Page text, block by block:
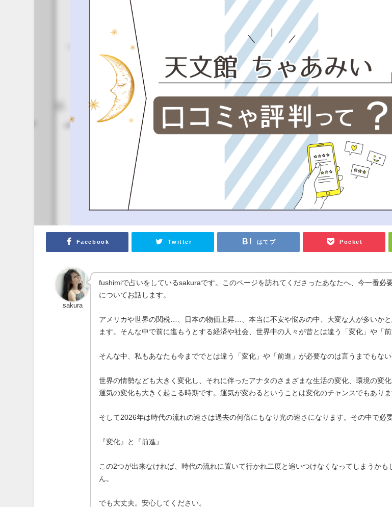
Facebook Twitter はてブ Pocket
sakura
fushimiで占いをしているsakuraです。このページを訪れてくださったあなたへ、今一番必
についてお話します。
アメリカや世界の関税…、日本の物価上昇…、本当に不安や悩みの中、大変な人が多いかと
ます。そんな中で前に進もうとする経済や社会、世界中の人々が昔とは違う「変化」や「前
そんな中、私もあなたも今まででとは違う「変化」や「前進」が必要なのは言うまでもない
世界の情勢なども大きく変化し、それに伴ったアナタのさまざまな生活の変化、環境の変化
運気の変化も大きく起こる時期です。運気が変わるということは変化のチャンスでもありま
そして2026年は時代の流れの速さは過去の何倍にもなり光の速さになります。その中で必
『変化』と『前進』
この2つが出来なければ、時代の流れに置いて行かれ二度と追いつけなくなってしまうかも
ん。
でも大丈夫。安心してください。